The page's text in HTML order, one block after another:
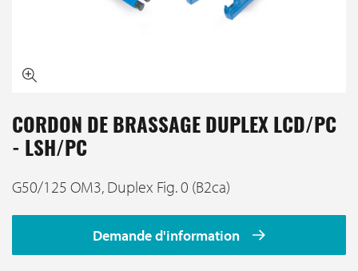
CORDON DE BRASSAGE DUPLEX LCD/PC
- LSH/PC
G50/125 OM3, Duplex Fig. 0 (B2ca)
Demande d'information